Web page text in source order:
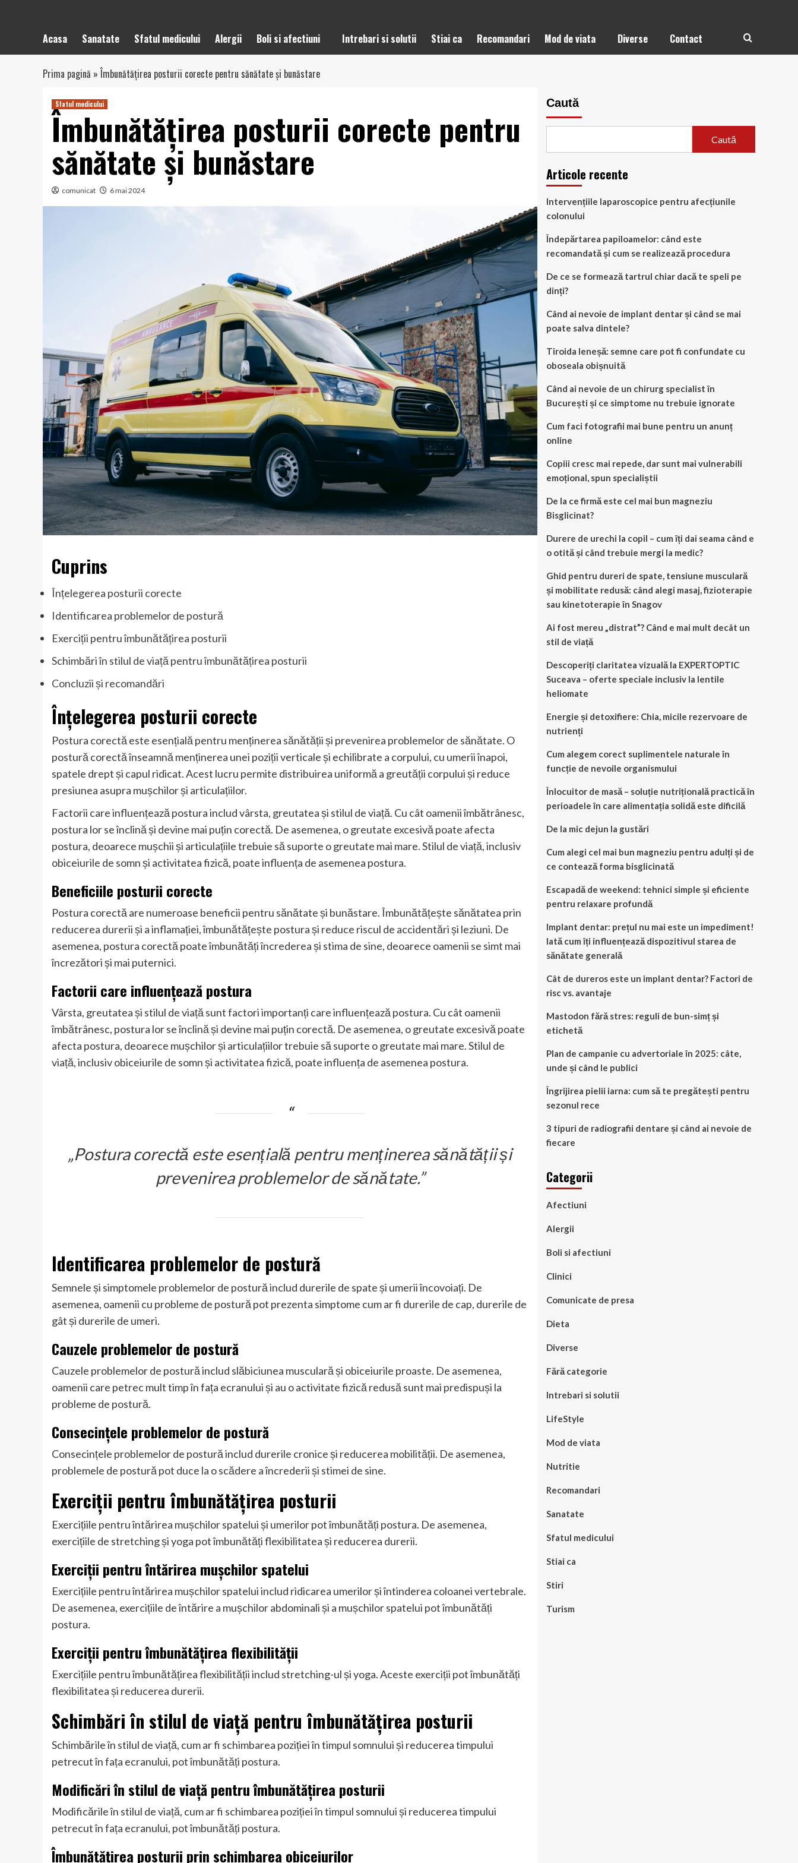
Acasa Sanatate Sfatul medicului Alergii Boli si afectiuni Intrebari si solutii Stiai ca Recomandari Mod de viata Diverse Contact
Prima pagină »Îmbunătățirea posturii corecte pentru sănătate și bunăstare
Sfatul medicului
Îmbunătățirea posturii corecte pentru
sănătate și bunăstare
comunicat 6 mai 2024
Cuprins
Înțelegerea posturii corecte
Identificarea problemelor de postură
Exerciții pentru îmbunătățirea posturii
Schimbări în stilul de viață pentru îmbunătățirea posturii
Concluzii și recomandări
Înțelegerea posturii corecte
Postura corectă este esențială pentru menținerea sănătății și prevenirea problemelor de sănătate. O
postură corectă înseamnă menținerea unei poziții verticale și echilibrate a corpului, cu umerii înapoi,
spatele drept și capul ridicat. Acest lucru permite distribuirea uniformă a greutății corpului și reduce
presiunea asupra mușchilor și articulațiilor.
Factorii care influențează postura includ vârsta, greutatea și stilul de viață. Cu cât oamenii îmbătrânesc,
postura lor se înclină și devine mai puțin corectă. De asemenea, o greutate excesivă poate afecta
postura, deoarece mușchii și articulațiile trebuie să suporte o greutate mai mare. Stilul de viață, inclusiv
obiceiurile de somn și activitatea fizică, poate influența de asemenea postura.
Beneficiile posturii corecte
Postura corectă are numeroase beneficii pentru sănătate și bunăstare. Îmbunătățește sănătatea prin
reducerea durerii și a inflamației, îmbunătățește postura și reduce riscul de accidentări și leziuni. De
asemenea, postura corectă poate îmbunătăți încrederea și stima de sine, deoarece oamenii se simt mai
încrezători și mai puternici.
Factorii care influențează postura
Vârsta, greutatea și stilul de viață sunt factori importanți care influențează postura. Cu cât oamenii
îmbătrânesc, postura lor se înclină și devine mai puțin corectă. De asemenea, o greutate excesivă poate
afecta postura, deoarece mușchilor și articulațiilor trebuie să suporte o greutate mai mare. Stilul de
viață, inclusiv obiceiurile de somn și activitatea fizică, poate influența de asemenea postura.
„Postura corectă este esențială pentru menținerea sănătății și
prevenirea problemelor de sănătate.”
Identificarea problemelor de postură
Semnele și simptomele problemelor de postură includ durerile de spate și umerii încovoiați. De
asemenea, oamenii cu probleme de postură pot prezenta simptome cum ar fi durerile de cap, durerile de
gât și durerile de umeri.
Cauzele problemelor de postură
Cauzele problemelor de postură includ slăbiciunea musculară și obiceiurile proaste. De asemenea,
oamenii care petrec mult timp în fața ecranului și au o activitate fizică redusă sunt mai predispuși la
probleme de postură.
Consecințele problemelor de postură
Consecințele problemelor de postură includ durerile cronice și reducerea mobilității. De asemenea,
problemele de postură pot duce la o scădere a încrederii și stimei de sine.
Exerciții pentru îmbunătățirea posturii
Exercițiile pentru întărirea mușchilor spatelui și umerilor pot îmbunătăți postura. De asemenea,
exercițiile de stretching și yoga pot îmbunătăți flexibilitatea și reducerea durerii.
Exerciții pentru întărirea mușchilor spatelui
Exercițiile pentru întărirea mușchilor spatelui includ ridicarea umerilor și întinderea coloanei vertebrale.
De asemenea, exercițiile de întărire a mușchilor abdominali și a mușchilor spatelui pot îmbunătăți
postura.
Exerciții pentru îmbunătățirea flexibilității
Exercițiile pentru îmbunătățirea flexibilității includ stretching-ul și yoga. Aceste exerciții pot îmbunătăți
flexibilitatea și reducerea durerii.
Schimbări în stilul de viață pentru îmbunătățirea posturii
Schimbările în stilul de viață, cum ar fi schimbarea poziției în timpul somnului și reducerea timpului
petrecut în fața ecranului, pot îmbunătăți postura.
Modificări în stilul de viață pentru îmbunătățirea posturii
Modificările în stilul de viață, cum ar fi schimbarea poziției în timpul somnului și reducerea timpului
petrecut în fața ecranului, pot îmbunătăți postura.
Îmbunătățirea posturii prin schimbarea obiceiurilor
Caută
Caută
Articole recente
Intervențiile laparoscopice pentru afecțiunile
colonului
Îndepărtarea papiloamelor: când este
recomandată și cum se realizează procedura
De ce se formează tartrul chiar dacă te speli pe
dinți?
Când ai nevoie de implant dentar și când se mai
poate salva dintele?
Tiroida leneșă: semne care pot fi confundate cu
oboseala obișnuită
Când ai nevoie de un chirurg specialist în
București și ce simptome nu trebuie ignorate
Cum faci fotografii mai bune pentru un anunț
online
Copiii cresc mai repede, dar sunt mai vulnerabili
emoțional, spun specialiștii
De la ce firmă este cel mai bun magneziu
Bisglicinat?
Durere de urechi la copil – cum îți dai seama când e
o otită și când trebuie mergi la medic?
Ghid pentru dureri de spate, tensiune musculară
și mobilitate redusă: când alegi masaj, fizioterapie
sau kinetoterapie în Snagov
Ai fost mereu „distrat”? Când e mai mult decât un
stil de viață
Descoperiți claritatea vizuală la EXPERTOPTIC
Suceava – oferte speciale inclusiv la lentile
heliomate
Energie și detoxifiere: Chia, micile rezervoare de
nutrienți
Cum alegem corect suplimentele naturale în
funcție de nevoile organismului
Înlocuitor de masă – soluție nutrițională practică în
perioadele în care alimentația solidă este dificilă
De la mic dejun la gustări
Cum alegi cel mai bun magneziu pentru adulți și de
ce contează forma bisglicinată
Escapadă de weekend: tehnici simple și eficiente
pentru relaxare profundă
Implant dentar: prețul nu mai este un impediment!
Iată cum îți influențează dispozitivul starea de
sănătate generală
Cât de dureros este un implant dentar? Factori de
risc vs. avantaje
Mastodon fără stres: reguli de bun-simț și
etichetă
Plan de campanie cu advertoriale în 2025: câte,
unde și când le publici
Îngrijirea pielii iarna: cum să te pregătești pentru
sezonul rece
3 tipuri de radiografii dentare și când ai nevoie de
fiecare
Categorii
Afectiuni
Alergii
Boli si afectiuni
Clinici
Comunicate de presa
Dieta
Diverse
Fără categorie
Intrebari si solutii
LifeStyle
Mod de viata
Nutritie
Recomandari
Sanatate
Sfatul medicului
Stiai ca
Stiri
Turism